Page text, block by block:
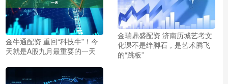
金牛通配资 重回“科技牛”！今
天就是A股九月最重要的一天
金瑞鼎盛配资 济南历城艺考文
化课不是绊脚石，是艺术腾飞
的“跳板”